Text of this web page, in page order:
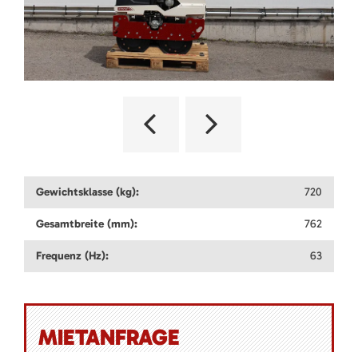
Gewichtsklasse (kg): 720
Gesamtbreite (mm): 762
Frequenz (Hz): 63
MIETANFRAGE